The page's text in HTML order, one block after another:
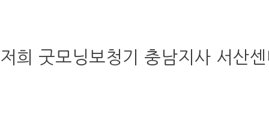
저희 굿모닝보청기 충남지사 서산